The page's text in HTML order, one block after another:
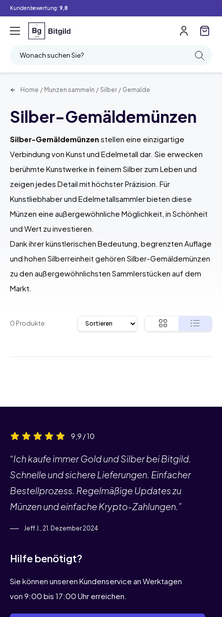
Kundenbewertung: 9,8
Wonach suchen Sie?
Filter
Home / Munzen sammeln / Silber / Gemalde
Silber-Gemäldemünzen
Silber-Gemäldemünzen stellen eine einzigartige
Verbindung von Kunst und Edelmetall dar. Sie erwecken
berühmte Kunstwerke in feinem Silber zum Leben und
zeigen jedes Detail mit höchster Präzision. Für
Kunstliebhaber und Edelmetallsammler bieten diese
Münzen eine außergewöhnliche Möglichkeit, in Schönheit
und Wert zu investieren.
Dank ihrer künstlerischen Bedeutung, begrenzten Auflage
und hohen Silberreinheit gehören Silber-Gemäldemünzen
zu den außergewöhnlichsten Sammlerstücken auf dem
Markt.
0 Produkte
9,9 / 10
“Ich kaufe immer Gold und Silber bei Bitgild.
Schnelle und sichere Lieferungen. Einfacher
Bestellprozess. Regelmäßige Updates zu
Münzen und einfache Krypto-Zahlungen.”
Jeff J., 21. Dezember 2024
Hilfe benötigt?
Sie können unseren Kundenservice an Werktagen
von 9:00 bis 17:00 Uhr erreichen.